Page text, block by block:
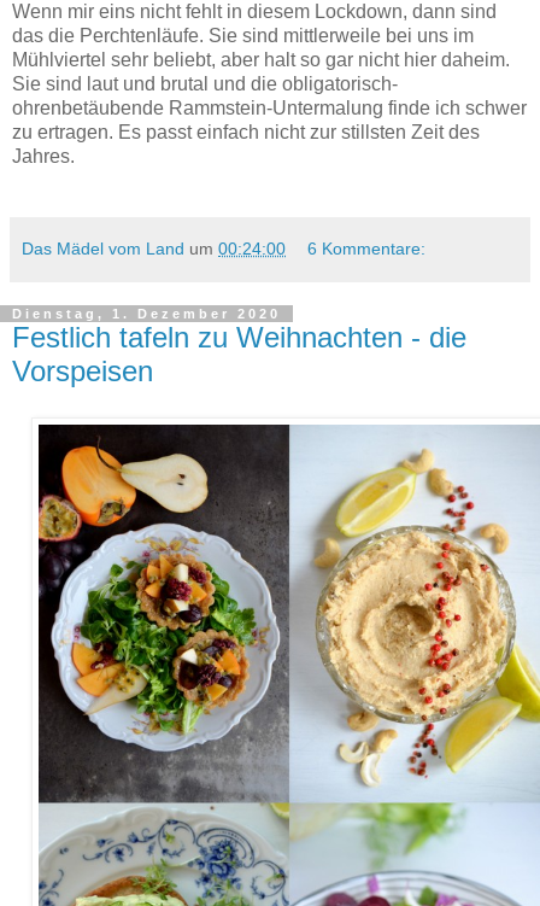
Wenn mir eins nicht fehlt in diesem Lockdown, dann sind
das die Perchtenläufe. Sie sind mittlerweile bei uns im
Mühlviertel sehr beliebt, aber halt so gar nicht hier daheim.
Sie sind laut und brutal und die obligatorisch-
ohrenbetäubende Rammstein-Untermalung finde ich schwer
zu ertragen. Es passt einfach nicht zur stillsten Zeit des
Jahres.
Das Mädel vom Land um 00:24:00 6 Kommentare:
Dienstag, 1. Dezember 2020
Festlich tafeln zu Weihnachten - die
Vorspeisen